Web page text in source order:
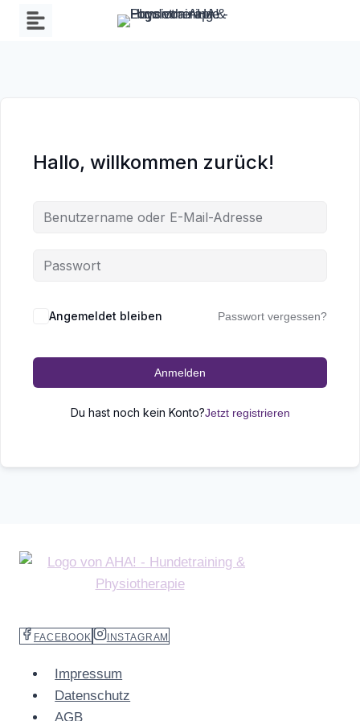
Inhalt
Hallo, willkommen zurück!
Angemeldet bleiben Passwort vergessen?
Anmelden
Du hast noch kein Konto?Jetzt registrieren
FACEBOOK INSTAGRAM
Impressum
Datenschutz
AGB